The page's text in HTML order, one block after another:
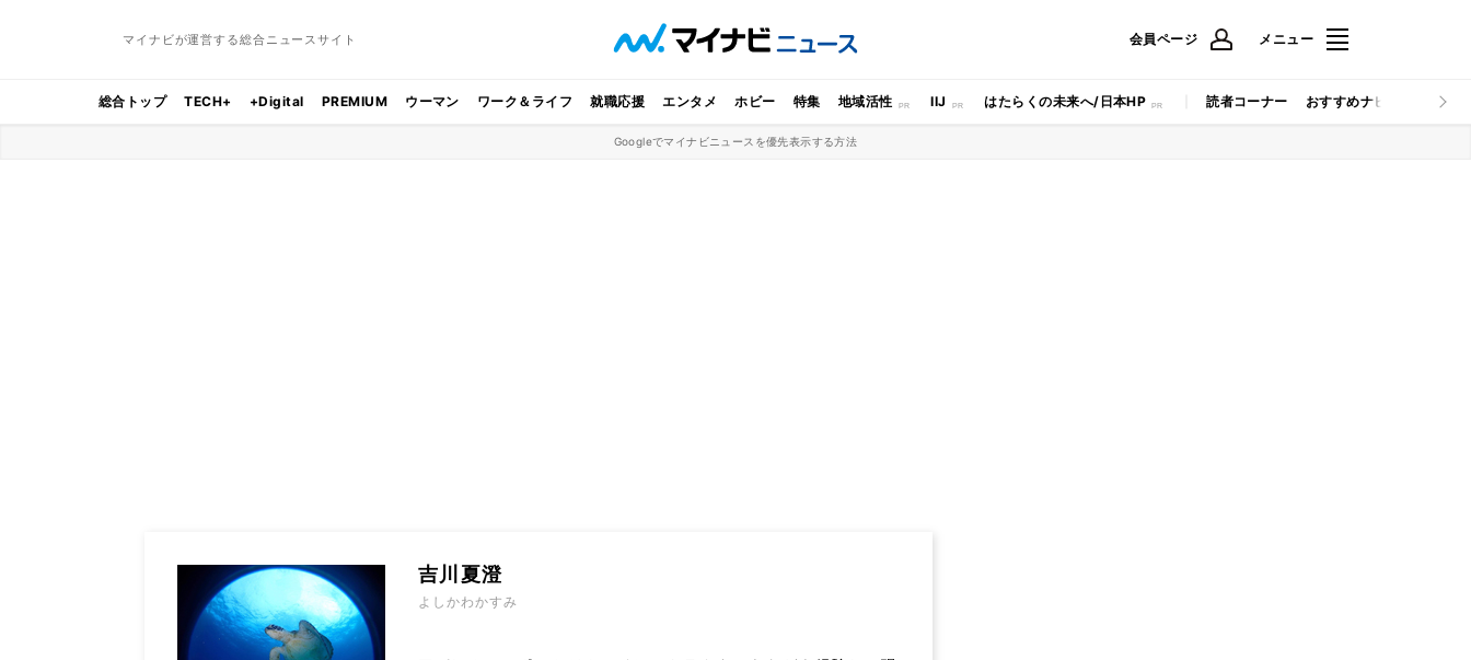
マイナビが運営する総合ニュースサイト 会員ページ メニュー
総合トップ TECH+ +Digital PREMIUM ウーマン ワーク＆ライフ 就職応援 エンタメ ホビー 特集 地域活性 IIJ はたらくの未来へ/日本HP 読者コーナー おすすめナビ マイナビ
Googleでマイナビニュースを優先表示する方法
吉川夏澄
よしかわかすみ